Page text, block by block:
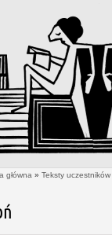
główna » Teksty uczestników